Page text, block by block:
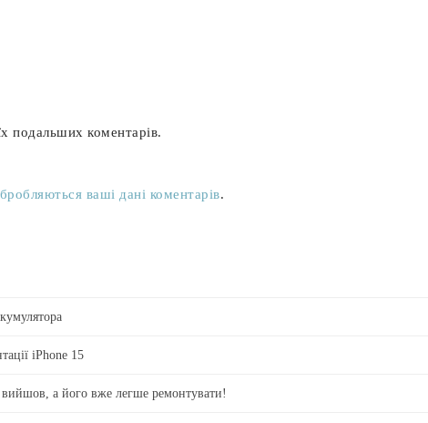
подальших коментарів.
ваші дані коментарів.
iPhone 15
а його вже легше ремонтувати!